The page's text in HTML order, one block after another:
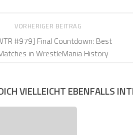
VORHERIGER BEITRAG
#979] Final Countdown: Best
in WrestleMania History
VIELLEICHT EBENFALLS